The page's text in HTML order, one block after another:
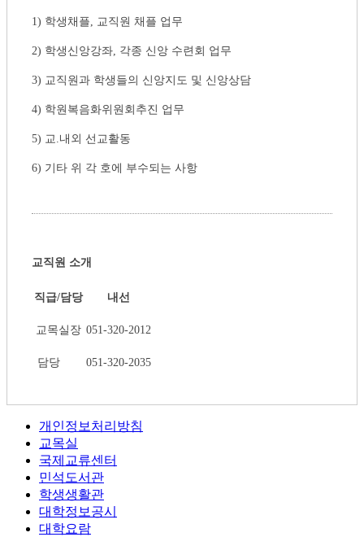
1) 학생채플, 교직원 채플 업무
2) 학생신앙강좌, 각종 신앙 수련회 업무
3) 교직원과 학생들의 신앙지도 및 신앙상담
4) 학원복음화위원회추진 업무
5) 교.내외 선교활동
6) 기타 위 각 호에 부수되는 사항
교직원 소개
직급/담당 내선
교목실장 051-320-2012
담당 051-320-2035
개인정보처리방침
교목실
국제교류센터
민석도서관
학생생활관
대학정보공시
대학요람